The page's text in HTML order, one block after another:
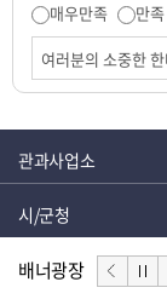
매우만족
만족
관과사업소
시/군청
배너광장